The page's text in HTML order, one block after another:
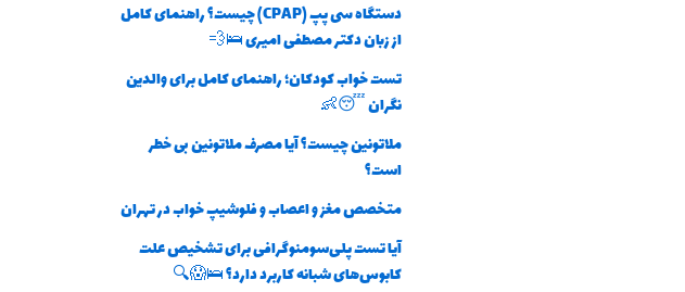
دستگاه سی پپ (CPAP) چیست؟ راهنمای کامل
از زبان دکتر مصطفی امیری 🛌💨
تست خواب کودکان؛ راهنمای کامل برای والدین
نگران 😴👶
ملاتونین چیست؟ آیا مصرف ملاتونین بی خطر
است؟
متخصص مغز و اعصاب و فلوشیپ خواب در تهران
آیا تست پلی‌سومنوگرافی برای تشخیص علت
کابوس‌های شبانه کاربرد دارد؟ 🛌😱🔍